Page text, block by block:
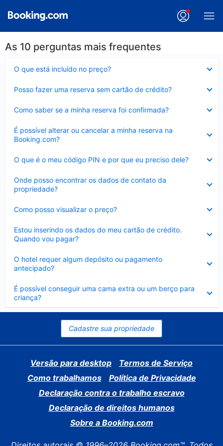
As 10 perguntas mais frequentes
O que está incluído no preço?
Posso fazer uma reserva sem cartão de crédito?
Como saber se a minha reserva foi confirmada?
É possível alterar ou cancelar a minha reserva na
Booking.com?
Contraído
O que é o meu código PIN e por que eu preciso dele?
Onde posso encontrar os dados de contato da
propriedade?
Como posso visualizar o preço?
Estou inserindo os dados do meu cartão de crédito.
Quando vou pagar?
O hotel requer algum depósito ou pagamento
antecipado?
É possível conseguir uma cama extra ou um berço para
criança?
Contraído
Cadastre sua propriedade
Versão para desktop
Termos de Serviço
Como trabalhamos
Política de Privacidade
Declaração contra o trabalho escravo
Declaração de direitos humanos
Sobre a Booking.com